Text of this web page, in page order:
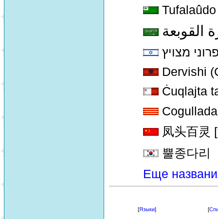
Tufalaûdo
القوبعة
מצויץ
Dervishi
Ċuqlajta
凤头百灵
뿔종다리
Еще
[Языки] [